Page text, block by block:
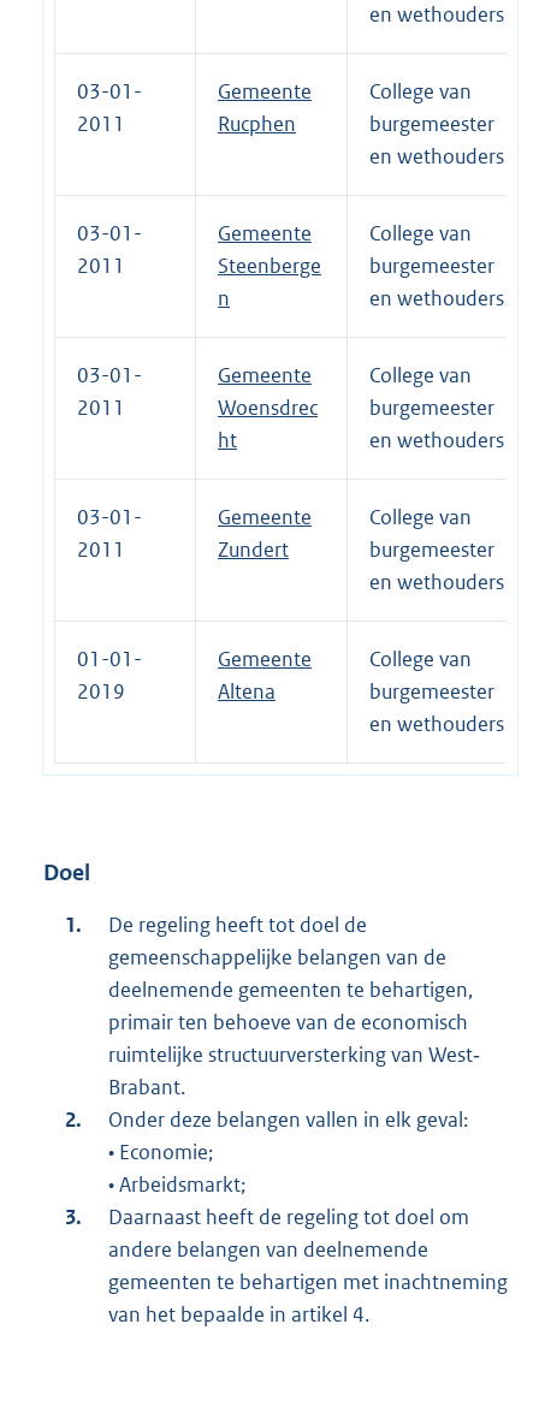
en wethouders
03-01-
2011
Gemeente
Rucphen
College van
burgemeester
en wethouders
03-01-
2011
Gemeente
Steenberge
n
College van
burgemeester
en wethouders
03-01-
2011
Gemeente
Woensdrec
ht
College van
burgemeester
en wethouders
03-01-
2011
Gemeente
Zundert
College van
burgemeester
en wethouders
01-01-
2019
Gemeente
Altena
College van
burgemeester
en wethouders
Doel
De regeling heeft tot doel de
gemeenschappelijke belangen van de
deelnemende gemeenten te behartigen,
primair ten behoeve van de economisch
ruimtelijke structuurversterking van West‐
Brabant.
Onder deze belangen vallen in elk geval:
• Economie;
• Arbeidsmarkt;
Daarnaast heeft de regeling tot doel om
andere belangen van deelnemende
gemeenten te behartigen met inachtneming
van het bepaalde in artikel 4.